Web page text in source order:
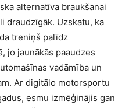
alternatīva braukšanai
draudzīgāk. Uzskatu, ka
treniņš palīdz
jo jaunākās paaudzes
vadāmība un
Ar digitālo motorsportu
esmu izmēģinājis gan